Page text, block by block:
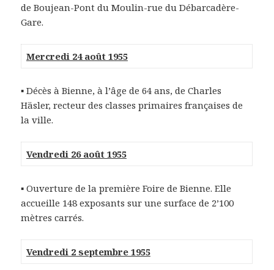
de Boujean-Pont du Moulin-rue du Débarcadère-
Gare.
Mercredi 24 août 1955
▪ Décès à Bienne, à l’âge de 64 ans, de Charles
Häsler, recteur des classes primaires françaises de
la ville.
Vendredi 26 août 1955
▪ Ouverture de la première Foire de Bienne. Elle
accueille 148 exposants sur une surface de 2’100
mètres carrés.
Vendredi 2 septembre 1955